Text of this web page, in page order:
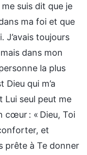
suis dit que je
ma foi et que
J’avais toujours
dans mon
la plus
Dieu qui m’a
Lui seul peut me
cœur : « Dieu, Toi
et
prête à Te donner